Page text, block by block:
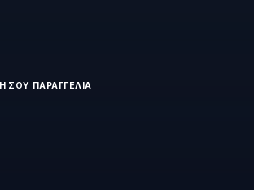
ΣΟΥ ΠΑΡΑΓΓΕΛΊΑ